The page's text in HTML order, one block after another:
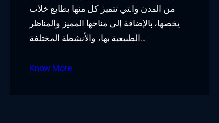
من المدن والتي تتميز كل منها بطابع خلاب
يخصها، بالإضافة إلى مناخها المميز والمناظر
الطبيعية بها، والأنشطة المختلفة…
Know More